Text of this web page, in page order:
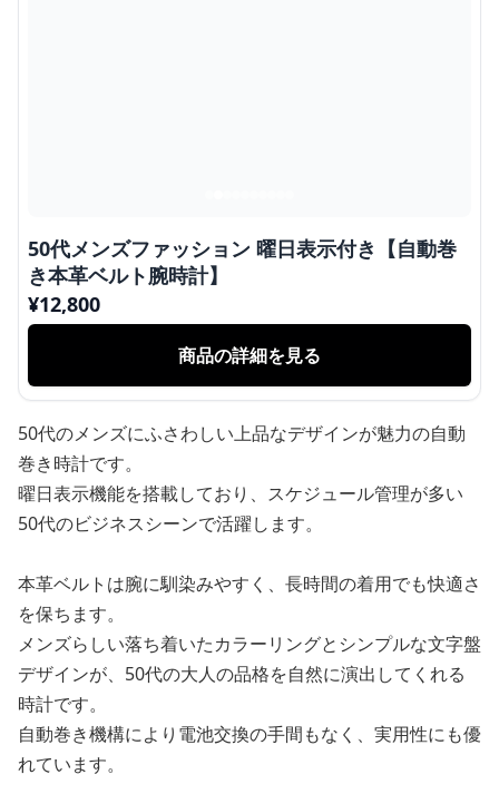
50代メンズファッション 曜日表示付き【自動巻
き本革ベルト腕時計】
¥12,800
商品の詳細を見る
50代のメンズにふさわしい上品なデザインが魅力の自動
巻き時計です。
曜日表示機能を搭載しており、スケジュール管理が多い
50代のビジネスシーンで活躍します。
本革ベルトは腕に馴染みやすく、長時間の着用でも快適さ
を保ちます。
メンズらしい落ち着いたカラーリングとシンプルな文字盤
デザインが、50代の大人の品格を自然に演出してくれる
時計です。
自動巻き機構により電池交換の手間もなく、実用性にも優
れています。